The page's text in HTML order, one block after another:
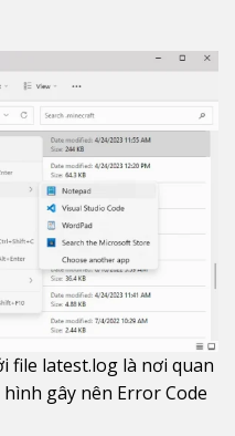
file latest.log là nơi quan
gây nên Error Code